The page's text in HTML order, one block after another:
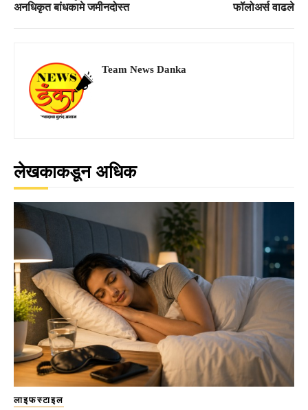
अनधिकृत बांधकामे जमीनदोस्त
फॉलोअर्स वाढले
Team News Danka
लेखकाकडून अधिक
लाइफस्टाइल